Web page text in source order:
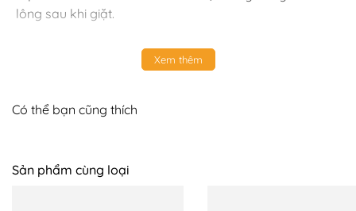
lông sau khi giặt.
Xem thêm
Có thể bạn cũng thích
Sản phẩm cùng loại